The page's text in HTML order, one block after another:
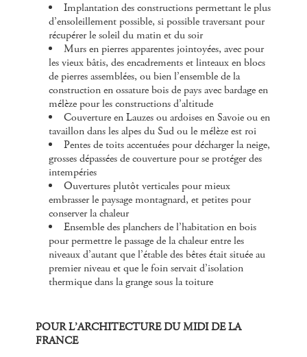
Implantation des constructions permettant le plus
d’ensoleillement possible, si possible traversant pour
récupérer le soleil du matin et du soir
Murs en pierres apparentes jointoyées, avec pour
les vieux bâtis, des encadrements et linteaux en blocs
de pierres assemblées, ou bien l’ensemble de la
construction en ossature bois de pays avec bardage en
mélèze pour les constructions d’altitude
Couverture en Lauzes ou ardoises en Savoie ou en
tavaillon dans les alpes du Sud ou le mélèze est roi
Pentes de toits accentuées pour décharger la neige,
grosses dépassées de couverture pour se protéger des
intempéries
Ouvertures plutôt verticales pour mieux
embrasser le paysage montagnard, et petites pour
conserver la chaleur
Ensemble des planchers de l’habitation en bois
pour permettre le passage de la chaleur entre les
niveaux d’autant que l’étable des bêtes était située au
premier niveau et que le foin servait d’isolation
thermique dans la grange sous la toiture
POUR L’ARCHITECTURE DU MIDI DE LA
FRANCE